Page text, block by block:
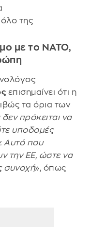
της
με το ΝΑΤΟ,
επισημαίνει ότι η
τα όρια των
πρόκειται να
υποδομές
Αυτό που
την ΕΕ, ώστε να
συνοχή», όπως